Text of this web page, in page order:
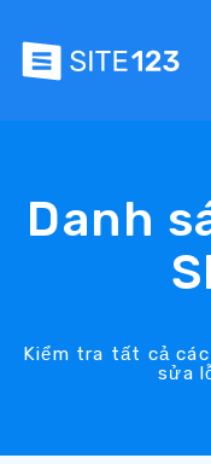
Danh
Kiểm tra tất cả
sửa